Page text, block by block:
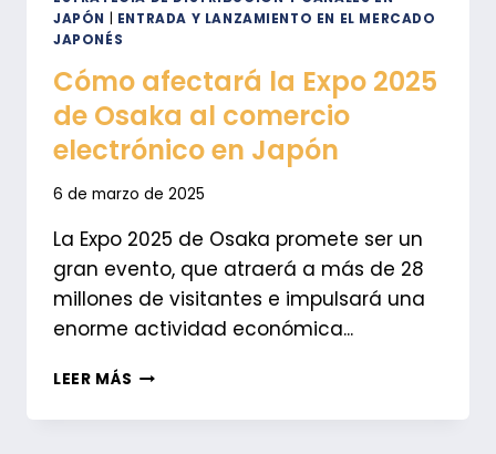
JAPÓN
ENTRADA Y LANZAMIENTO EN EL MERCADO
JAPONÉS
Cómo afectará la Expo 2025
de Osaka al comercio
electrónico en Japón
6 de marzo de 2025
La Expo 2025 de Osaka promete ser un
gran evento, que atraerá a más de 28
millones de visitantes e impulsará una
enorme actividad económica...
LEER MÁS CÓMO
LA